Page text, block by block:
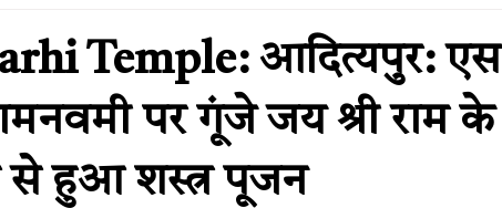
Temple: आदित्यपुर: एस
पर गूंजे जय श्री राम के
से हुआ शस्त्र पूजन